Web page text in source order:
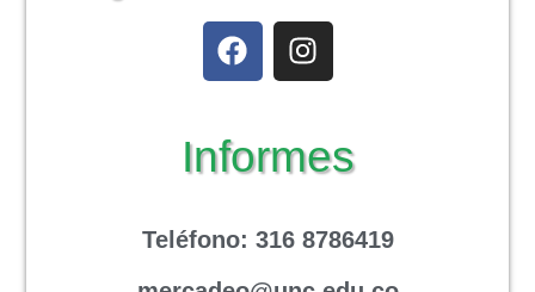
Informes
Teléfono: 316 8786419